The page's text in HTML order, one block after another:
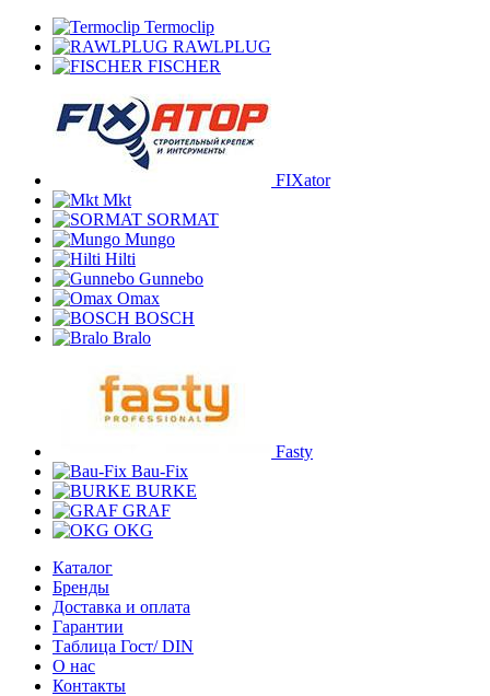
Termoclip
RAWLPLUG
FISCHER
FIXator
Mkt
SORMAT
Mungo
Hilti
Gunnebo
Omax
BOSCH
Bralo
Fasty
Bau-Fix
BURKE
GRAF
OKG
Каталог
Бренды
Доставка и оплата
Гарантии
Таблица Гост/ DIN
О нас
Контакты